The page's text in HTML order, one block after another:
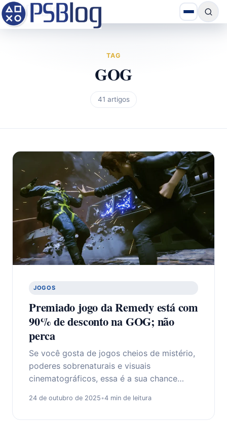
TAG
GOG
41 artigos
JOGOS
Premiado jogo da Remedy está com
90% de desconto na GOG; não
perca
Se você gosta de jogos cheios de mistério,
poderes sobrenaturais e visuais
cinematográficos, essa é a sua chance…
24 de outubro de 2025•4 min de leitura